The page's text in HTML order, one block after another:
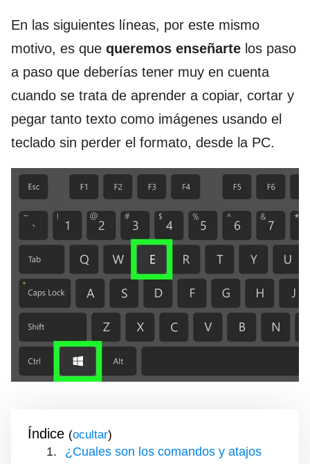
En las siguientes líneas, por este mismo
motivo, es que queremos enseñarte los paso
a paso que deberías tener muy en cuenta
cuando se trata de aprender a copiar, cortar y
pegar tanto texto como imágenes usando el
teclado sin perder el formato, desde la PC.
Índice ( )
¿Cuales son los comandos y atajos